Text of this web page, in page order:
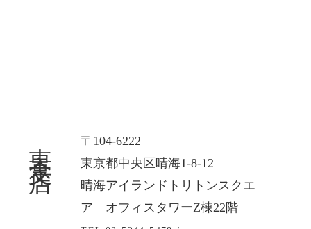
東京支店
〒104-6222
東京都中央区晴海1-8-12
晴海アイランドトリトンスクエ
ア オフィスタワーZ棟22階